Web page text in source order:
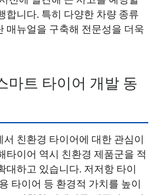
합니다. 특히 다양한 차량 종류
매뉴얼을 구축해 전문성을 더욱
마트 타이어 개발 동
친환경 타이어에 대한 관심이
타이어 역시 친환경 제품군을 적
대하고 있습니다. 저저항 타이
타이어 등 환경적 가치를 높이